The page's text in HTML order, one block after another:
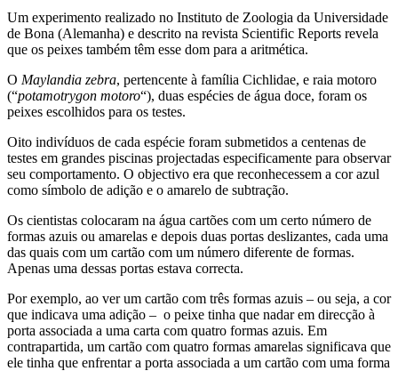
Um experimento realizado no Instituto de Zoologia da Universidade
de Bona (Alemanha) e descrito na revista Scientific Reports revela
que os peixes também têm esse dom para a aritmética.
O Maylandia zebra, pertencente à família Cichlidae, e raia motoro
(“potamotrygon motoro“), duas espécies de água doce, foram os
peixes escolhidos para os testes.
Oito indivíduos de cada espécie foram submetidos a centenas de
testes em grandes piscinas projectadas especificamente para observar
seu comportamento. O objectivo era que reconhecessem a cor azul
como símbolo de adição e o amarelo de subtração.
Os cientistas colocaram na água cartões com um certo número de
formas azuis ou amarelas e depois duas portas deslizantes, cada uma
das quais com um cartão com um número diferente de formas.
Apenas uma dessas portas estava correcta.
Por exemplo, ao ver um cartão com três formas azuis – ou seja, a cor
que indicava uma adição – o peixe tinha que nadar em direcção à
porta associada a uma carta com quatro formas azuis. Em
contrapartida, um cartão com quatro formas amarelas significava que
ele tinha que enfrentar a porta associada a um cartão com uma forma